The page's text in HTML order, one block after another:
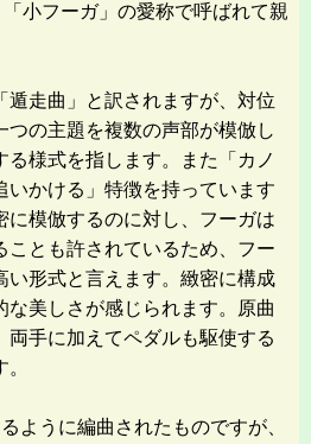
小フーガ」の愛称で呼ばれて親
遁走曲」と訳されますが、対位
つの主題を複数の声部が模倣し
る様式を指します。また「カノ
いかける」特徴を持っています
に模倣するのに対し、フーガは
ことも許されているため、フー
い形式と言えます。緻密に構成
な美しさが感じられます。原曲
両手に加えてペダルも駆使する
ように編曲されたものですが、